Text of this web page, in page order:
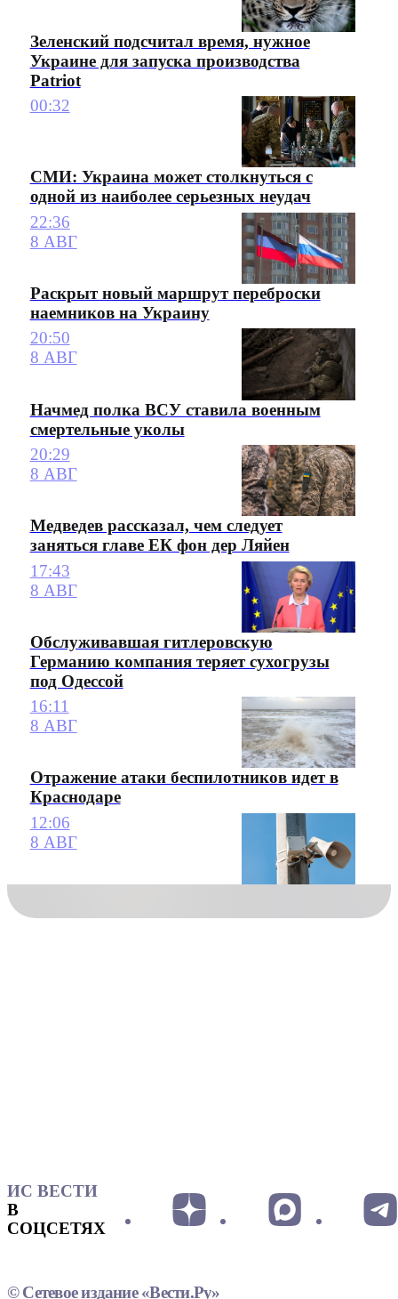
Зеленский подсчитал время, нужное
Украине для запуска производства
Patriot
00:32
СМИ: Украина может столкнуться с
одной из наиболее серьезных неудач
22:36
8 АВГ
Раскрыт новый маршрут переброски
наемников на Украину
20:50
8 АВГ
Начмед полка ВСУ ставила военным
смертельные уколы
20:29
8 АВГ
Медведев рассказал, чем следует
заняться главе ЕК фон дер Ляйен
17:43
8 АВГ
Обслуживавшая гитлеровскую
Германию компания теряет сухогрузы
под Одессой
16:11
8 АВГ
Отражение атаки беспилотников идет в
Краснодаре
12:06
8 АВГ
ИС ВЕСТИ
В
СОЦСЕТЯХ
© Сетевое издание «Вести.Ру»